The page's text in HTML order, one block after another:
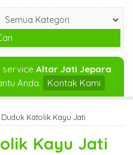
service Altar Jati Jepara
Anda.
Kontak Kami
Duduk Katolik Kayu Jati
Kayu Jati